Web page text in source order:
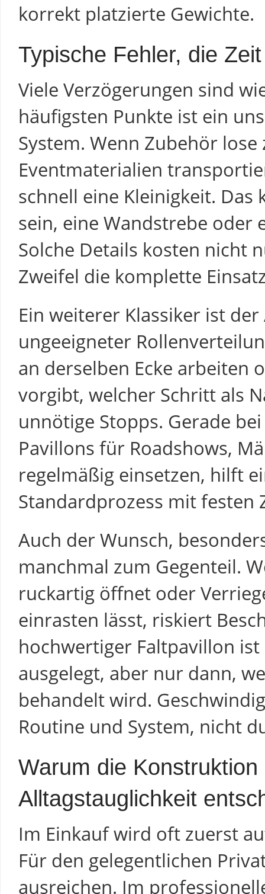
korrekt platzierte Gewichte.
Typische Fehler, die
Viele Verzögerungen sind
häufigsten Punkte ist ein
System. Wenn Zubehör
Eventmaterialien
schnell eine Kleinigkeit. Das
sein, eine Wandstrebe oder
Solche Details kosten nicht
Zweifel die komplette
Ein weiterer Klassiker ist
ungeeigneter
an derselben Ecke arbeiten
vorgibt, welcher Schritt als
unnötige Stopps. Gerade
Pavillons für Roadshows,
regelmäßig einsetzen, hilft
Standardprozess mit festen
Auch der Wunsch,
manchmal zum Gegenteil.
ruckartig öffnet oder
einrasten lässt, riskiert
hochwertiger Faltpavillon
ausgelegt, aber nur dann,
behandelt wird.
Routine und System, nicht
Warum die
Alltagstauglichkeit
Im Einkauf wird oft zuerst
Für den gelegentlichen
ausreichen. Im